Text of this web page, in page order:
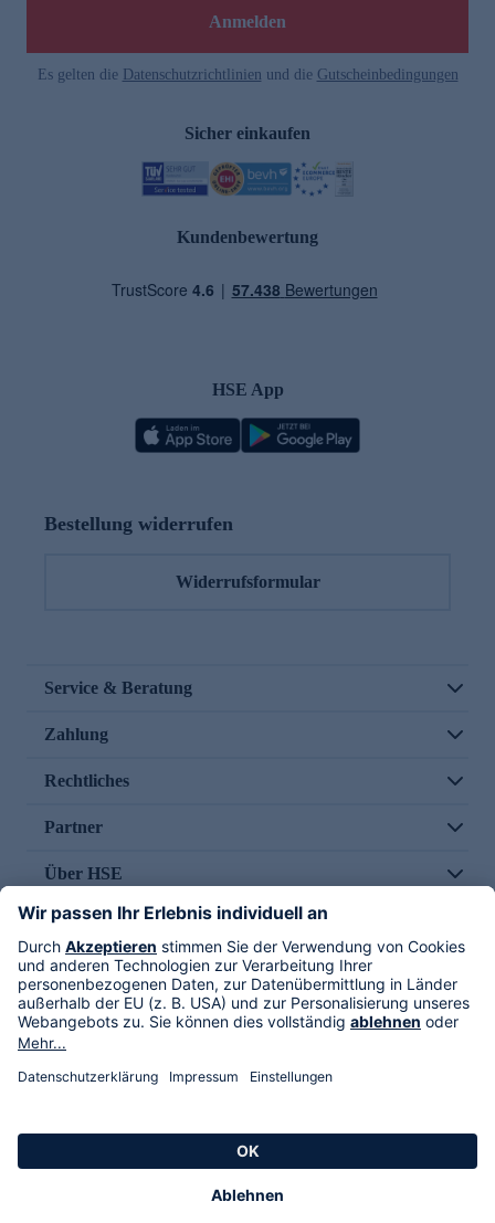
Anmelden
Es gelten die Datenschutzrichtlinien und die Gutscheinbedingungen
Sicher einkaufen
Kundenbewertung
HSE App
Bestellung widerrufen
Widerrufsformular
Service & Beratung
Zahlung
Rechtliches
Partner
Über HSE
Im TV
HSE International